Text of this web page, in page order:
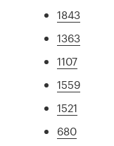
1843
1363
1107
1559
1521
680